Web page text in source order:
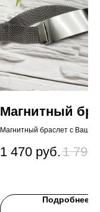
Магнитный
Магнитный браслет с Вашей
1 470 руб.1 790
Подробнее